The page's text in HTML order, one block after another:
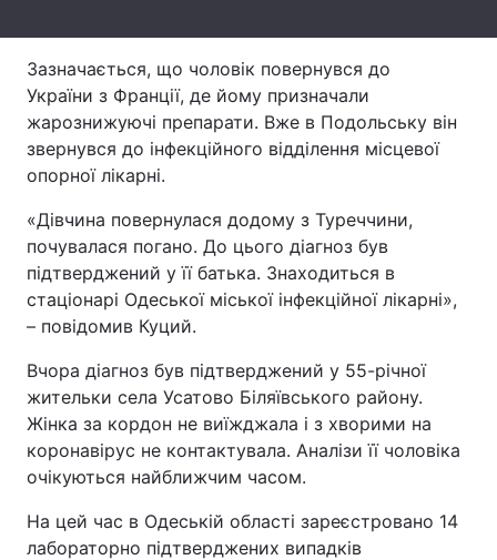
Тема оформлення
Зазначається, що чоловік повернувся до
України з Франції, де йому призначали
жарознижуючі препарати. Вже в Подольську він
звернувся до інфекційного відділення місцевої
опорної лікарні.
«Дівчина повернулася додому з Туреччини,
почувалася погано. До цього діагноз був
підтверджений у її батька. Знаходиться в
стаціонарі Одеської міської інфекційної лікарні»,
– повідомив Куций.
Вчора діагноз був підтверджений у 55-річної
жительки села Усатово Біляївського району.
Жінка за кордон не виїжджала і з хворими на
коронавірус не контактувала. Аналізи її чоловіка
очікуються найближчим часом.
На цей час в Одеській області зареєстровано 14
лабораторно підтверджених випадків